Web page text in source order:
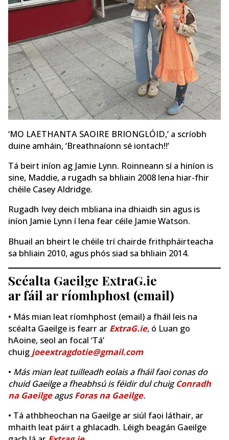
‘MO LAETHANTA SAOIRE BRIONGLÓID,’ a scríobh
duine amháin, ‘Breathnaíonn sé iontach!!’
Tá beirt iníon ag Jamie Lynn. Roinneann sí a hiníon is
sine, Maddie, a rugadh sa bhliain 2008 lena hiar-fhir
chéile Casey Aldridge.
Rugadh Ivey deich mbliana ina dhiaidh sin agus is
iníon Jamie Lynn í lena fear céile Jamie Watson.
Bhuail an bheirt le chéile trí chairde frithpháirteacha
sa bhliain 2010, agus phós siad sa bhliain 2014.
Scéalta Gaeilge ExtraG.ie
ar fáil ar ríomhphost (email)
• Más mian leat ríomhphost (email) a fháil leis na
scéalta Gaeilge is fearr ar ExtraG.ie, ó Luan go
hAoine, seol an focal ‘Tá’
chuig joeextragdotie@gmail.com
• Más mian leat tuilleadh eolais a fháil faoi conas do
chuid Gaeilge a fheabhsú is féidir dul chuigConradh
na GaeilgeagusForas na Gaeilge.
• Tá athbheochan na Gaeilge ar siúl faoi láthair, ar
mhaith leat páirt a ghlacadh. Léigh beagán Gaeilge